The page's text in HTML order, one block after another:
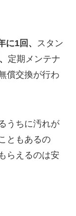
に1回、 スタン
定期メンテナ
償交換が行わ
うちに汚れが
ともあるの
らえるのは安